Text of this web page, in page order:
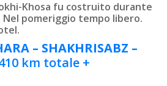
Khosa fu costruito durante
Nel pomeriggio tempo libero.
– SHAKHRISABZ –
km totale +